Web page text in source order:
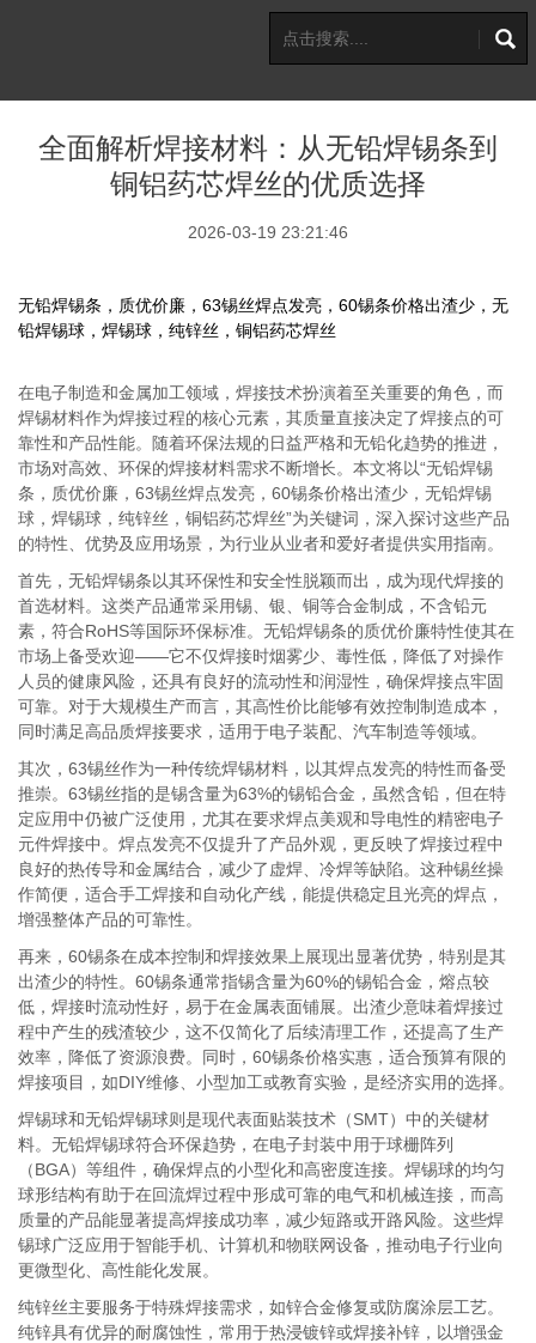
全面解析焊接材料：从无铅焊锡条到
铜铝药芯焊丝的优质选择
2026-03-19 23:21:46
无铅焊锡条，质优价廉，63锡丝焊点发亮，60锡条价格出渣少，无
铅焊锡球，焊锡球，纯锌丝，铜铝药芯焊丝
在电子制造和金属加工领域，焊接技术扮演着至关重要的角色，而
焊锡材料作为焊接过程的核心元素，其质量直接决定了焊接点的可
靠性和产品性能。随着环保法规的日益严格和无铅化趋势的推进，
市场对高效、环保的焊接材料需求不断增长。本文将以“无铅焊锡
条，质优价廉，63锡丝焊点发亮，60锡条价格出渣少，无铅焊锡
球，焊锡球，纯锌丝，铜铝药芯焊丝”为关键词，深入探讨这些产品
的特性、优势及应用场景，为行业从业者和爱好者提供实用指南。
首先，无铅焊锡条以其环保性和安全性脱颖而出，成为现代焊接的
首选材料。这类产品通常采用锡、银、铜等合金制成，不含铅元
素，符合RoHS等国际环保标准。无铅焊锡条的质优价廉特性使其在
市场上备受欢迎——它不仅焊接时烟雾少、毒性低，降低了对操作
人员的健康风险，还具有良好的流动性和润湿性，确保焊接点牢固
可靠。对于大规模生产而言，其高性价比能够有效控制制造成本，
同时满足高品质焊接要求，适用于电子装配、汽车制造等领域。
其次，63锡丝作为一种传统焊锡材料，以其焊点发亮的特性而备受
推崇。63锡丝指的是锡含量为63%的锡铅合金，虽然含铅，但在特
定应用中仍被广泛使用，尤其在要求焊点美观和导电性的精密电子
元件焊接中。焊点发亮不仅提升了产品外观，更反映了焊接过程中
良好的热传导和金属结合，减少了虚焊、冷焊等缺陷。这种锡丝操
作简便，适合手工焊接和自动化产线，能提供稳定且光亮的焊点，
增强整体产品的可靠性。
再来，60锡条在成本控制和焊接效果上展现出显著优势，特别是其
出渣少的特性。60锡条通常指锡含量为60%的锡铅合金，熔点较
低，焊接时流动性好，易于在金属表面铺展。出渣少意味着焊接过
程中产生的残渣较少，这不仅简化了后续清理工作，还提高了生产
效率，降低了资源浪费。同时，60锡条价格实惠，适合预算有限的
焊接项目，如DIY维修、小型加工或教育实验，是经济实用的选择。
焊锡球和无铅焊锡球则是现代表面贴装技术（SMT）中的关键材
料。无铅焊锡球符合环保趋势，在电子封装中用于球栅阵列
（BGA）等组件，确保焊点的小型化和高密度连接。焊锡球的均匀
球形结构有助于在回流焊过程中形成可靠的电气和机械连接，而高
质量的产品能显著提高焊接成功率，减少短路或开路风险。这些焊
锡球广泛应用于智能手机、计算机和物联网设备，推动电子行业向
更微型化、高性能化发展。
纯锌丝主要服务于特殊焊接需求，如锌合金修复或防腐涂层工艺。
纯锌具有优异的耐腐蚀性，常用于热浸镀锌或焊接补锌，以增强金